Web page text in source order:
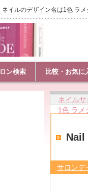
イルのデザイン名は1色 ラメ
ン検索 比較・お気に
ネイルサ
1色 ラメ
Nail
サロンデ